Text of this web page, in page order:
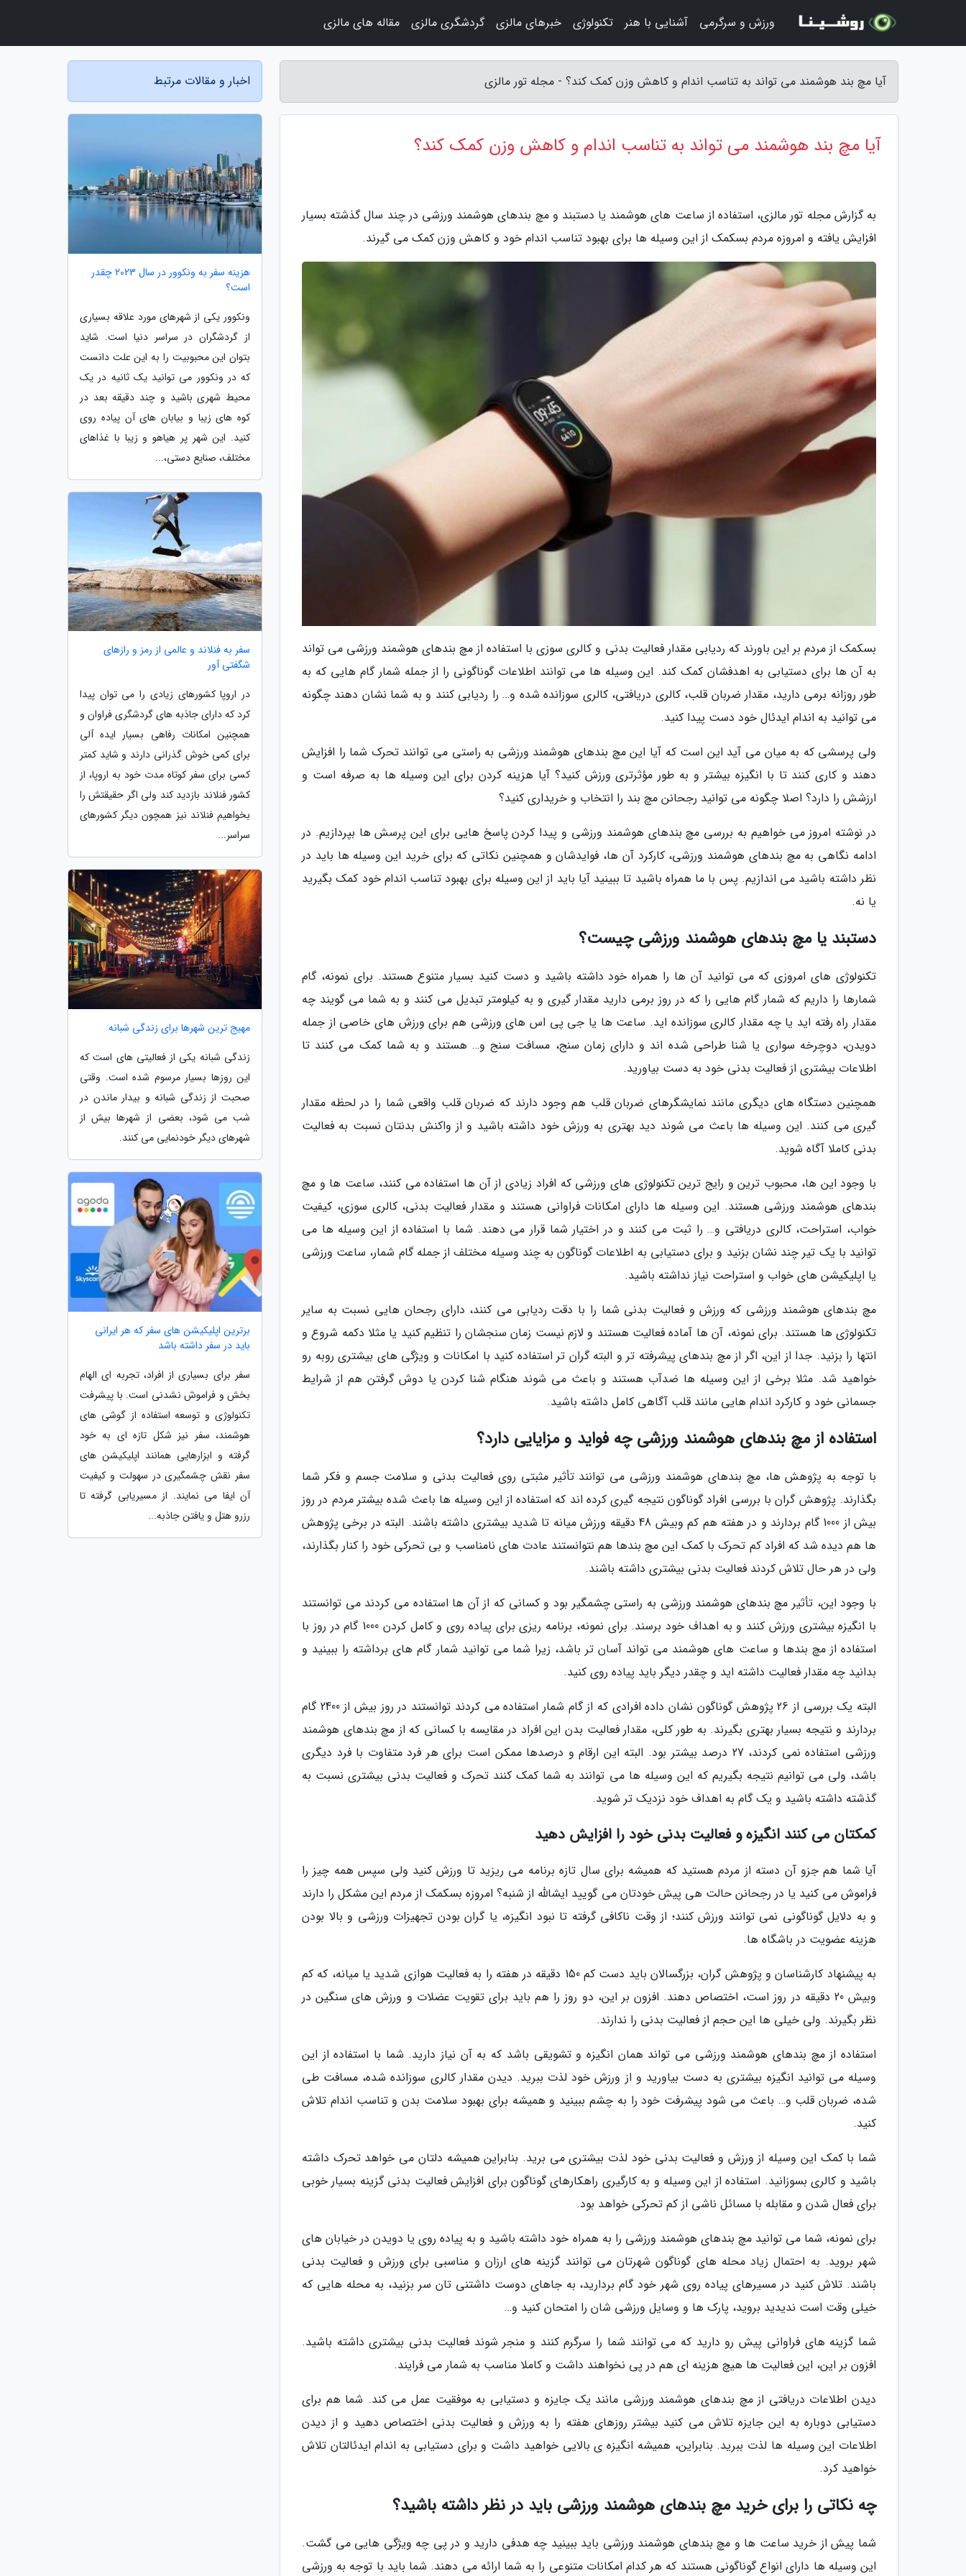
آیا مچ بند هوشمند می تواند به تناسب اندام و کاهش وزن کمک کند؟ - مجله تور مالزی
آیا مچ بند هوشمند می تواند به تناسب اندام و کاهش وزن کمک کند؟
به گزارش مجله تور مالزی، استفاده از ساعت های هوشمند یا دستبند و مچ بندهای هوشمند ورزشی در چند سال گذشته بسیار
افزایش یافته و امروزه مردم بسکمک از این وسیله ها برای بهبود تناسب اندام خود و کاهش وزن کمک می گیرند.
بسکمک از مردم بر این باورند که ردیابی مقدار فعالیت بدنی و کالری سوزی با استفاده از مچ بندهای هوشمند ورزشی می تواند
به آن ها برای دستیابی به اهدفشان کمک کند. این وسیله ها می توانند اطلاعات گوناگونی را از جمله شمار گام هایی که به
طور روزانه برمی دارید، مقدار ضربان قلب، کالری دریافتی، کالری سوزانده شده و… را ردیابی کنند و به شما نشان دهند چگونه
می توانید به اندام ایدئال خود دست پیدا کنید.
ولی پرسشی که به میان می آید این است که آیا این مچ بندهای هوشمند ورزشی به راستی می توانند تحرک شما را افزایش
دهند و کاری کنند تا با انگیزه بیشتر و به طور مؤثرتری ورزش کنید؟ آیا هزینه کردن برای این وسیله ها به صرفه است و
ارزشش را دارد؟ اصلا چگونه می توانید رجحانن مچ بند را انتخاب و خریداری کنید؟
در نوشته امروز می خواهیم به بررسی مچ بندهای هوشمند ورزشی و پیدا کردن پاسخ هایی برای این پرسش ها بپردازیم. در
ادامه نگاهی به مچ بندهای هوشمند ورزشی، کارکرد آن ها، فوایدشان و همچنین نکاتی که برای خرید این وسیله ها باید در
نظر داشته باشید می اندازیم. پس با ما همراه باشید تا ببینید آیا باید از این وسیله برای بهبود تناسب اندام خود کمک بگیرید
یا نه.
دستبند یا مچ بندهای هوشمند ورزشی چیست؟
تکنولوژی های امروزی که می توانید آن ها را همراه خود داشته باشید و دست کنید بسیار متنوع هستند. برای نمونه، گام
شمارها را داریم که شمار گام هایی را که در روز برمی دارید مقدار گیری و به کیلومتر تبدیل می کنند و به شما می گویند چه
مقدار راه رفته اید یا چه مقدار کالری سوزانده اید. ساعت ها یا جی پی اس های ورزشی هم برای ورزش های خاصی از جمله
دویدن، دوچرخه سواری یا شنا طراحی شده اند و دارای زمان سنج، مسافت سنج و… هستند و به شما کمک می کنند تا
اطلاعات بیشتری از فعالیت بدنی خود به دست بیاورید.
همچنین دستگاه های دیگری مانند نمایشگرهای ضربان قلب هم وجود دارند که ضربان قلب واقعی شما را در لحظه مقدار
گیری می کنند. این وسیله ها باعث می شوند دید بهتری به ورزش خود داشته باشید و از واکنش بدنتان نسبت به فعالیت
بدنی کاملا آگاه شوید.
با وجود این ها، محبوب ترین و رایج ترین تکنولوژی های ورزشی که افراد زیادی از آن ها استفاده می کنند، ساعت ها و مچ
بندهای هوشمند ورزشی هستند. این وسیله ها دارای امکانات فراوانی هستند و مقدار فعالیت بدنی، کالری سوزی، کیفیت
خواب، استراحت، کالری دریافتی و… را ثبت می کنند و در اختیار شما قرار می دهند. شما با استفاده از این وسیله ها می
توانید با یک تیر چند نشان بزنید و برای دستیابی به اطلاعات گوناگون به چند وسیله مختلف از جمله گام شمار، ساعت ورزشی
یا اپلیکیشن های خواب و استراحت نیاز نداشته باشید.
مچ بندهای هوشمند ورزشی که ورزش و فعالیت بدنی شما را با دقت ردیابی می کنند، دارای رجحان هایی نسبت به سایر
تکنولوژی ها هستند. برای نمونه، آن ها آماده فعالیت هستند و لازم نیست زمان سنجشان را تنظیم کنید یا مثلا دکمه شروع و
انتها را بزنید. جدا از این، اگر از مچ بندهای پیشرفته تر و البته گران تر استفاده کنید با امکانات و ویژگی های بیشتری روبه رو
خواهید شد. مثلا برخی از این وسیله ها ضدآب هستند و باعث می شوند هنگام شنا کردن یا دوش گرفتن هم از شرایط
جسمانی خود و کارکرد اندام هایی مانند قلب آگاهی کامل داشته باشید.
استفاده از مچ بندهای هوشمند ورزشی چه فواید و مزایایی دارد؟
با توجه به پژوهش ها، مچ بندهای هوشمند ورزشی می توانند تأثیر مثبتی روی فعالیت بدنی و سلامت جسم و فکر شما
بگذارند. پژوهش گران با بررسی افراد گوناگون نتیجه گیری کرده اند که استفاده از این وسیله ها باعث شده بیشتر مردم در روز
بیش از 1000 گام بردارند و در هفته هم کم وبیش 48 دقیقه ورزش میانه تا شدید بیشتری داشته باشند. البته در برخی پژوهش
ها هم دیده شد که افراد کم تحرک با کمک این مچ بندها هم نتوانستند عادت های نامناسب و بی تحرکی خود را کنار بگذارند،
ولی در هر حال تلاش کردند فعالیت بدنی بیشتری داشته باشند.
با وجود این، تأثیر مچ بندهای هوشمند ورزشی به راستی چشمگیر بود و کسانی که از آن ها استفاده می کردند می توانستند
با انگیزه بیشتری ورزش کنند و به اهداف خود برسند. برای نمونه، برنامه ریزی برای پیاده روی و کامل کردن 1000 گام در روز با
استفاده از مچ بندها و ساعت های هوشمند می تواند آسان تر باشد، زیرا شما می توانید شمار گام های برداشته را ببینید و
بدانید چه مقدار فعالیت داشته اید و چقدر دیگر باید پیاده روی کنید.
البته یک بررسی از 26 پژوهش گوناگون نشان داده افرادی که از گام شمار استفاده می کردند توانستند در روز بیش از 2400 گام
بردارند و نتیجه بسیار بهتری بگیرند. به طور کلی، مقدار فعالیت بدن این افراد در مقایسه با کسانی که از مچ بندهای هوشمند
ورزشی استفاده نمی کردند، 27 درصد بیشتر بود. البته این ارقام و درصدها ممکن است برای هر فرد متفاوت با فرد دیگری
باشد، ولی می توانیم نتیجه بگیریم که این وسیله ها می توانند به شما کمک کنند تحرک و فعالیت بدنی بیشتری نسبت به
گذشته داشته باشید و یک گام به اهداف خود نزدیک تر شوید.
کمکتان می کنند انگیزه و فعالیت بدنی خود را افزایش دهید
آیا شما هم جزو آن دسته از مردم هستید که همیشه برای سال تازه برنامه می ریزید تا ورزش کنید ولی سپس همه چیز را
فراموش می کنید یا در رجحانن حالت هی پیش خودتان می گویید ایشالله از شنبه؟ امروزه بسکمک از مردم این مشکل را دارند
و به دلایل گوناگونی نمی توانند ورزش کنند؛ از وقت ناکافی گرفته تا نبود انگیزه، یا گران بودن تجهیزات ورزشی و بالا بودن
هزینه عضویت در باشگاه ها.
به پیشنهاد کارشناسان و پژوهش گران، بزرگسالان باید دست کم 150 دقیقه در هفته را به فعالیت هوازی شدید یا میانه، که کم
وبیش 20 دقیقه در روز است، اختصاص دهند. افزون بر این، دو روز را هم باید برای تقویت عضلات و ورزش های سنگین در
نظر بگیرند. ولی خیلی ها این حجم از فعالیت بدنی را ندارند.
استفاده از مچ بندهای هوشمند ورزشی می تواند همان انگیزه و تشویقی باشد که به آن نیاز دارید. شما با استفاده از این
وسیله می توانید انگیزه بیشتری به دست بیاورید و از ورزش خود لذت ببرید. دیدن مقدار کالری سوزانده شده، مسافت طی
شده، ضربان قلب و… باعث می شود پیشرفت خود را به چشم ببینید و همیشه برای بهبود سلامت بدن و تناسب اندام تلاش
کنید.
شما با کمک این وسیله از ورزش و فعالیت بدنی خود لذت بیشتری می برید. بنابراین همیشه دلتان می خواهد تحرک داشته
باشید و کالری بسوزانید. استفاده از این وسیله و به کارگیری راهکارهای گوناگون برای افزایش فعالیت بدنی گزینه بسیار خوبی
برای فعال شدن و مقابله با مسائل ناشی از کم تحرکی خواهد بود.
برای نمونه، شما می توانید مچ بندهای هوشمند ورزشی را به همراه خود داشته باشید و به پیاده روی یا دویدن در خیابان های
شهر بروید. به احتمال زیاد محله های گوناگون شهرتان می توانند گزینه های ارزان و مناسبی برای ورزش و فعالیت بدنی
باشند. تلاش کنید در مسیرهای پیاده روی شهر خود گام بردارید، به جاهای دوست داشتنی تان سر بزنید، به محله هایی که
خیلی وقت است ندیدید بروید، پارک ها و وسایل ورزشی شان را امتحان کنید و…
شما گزینه های فراوانی پیش رو دارید که می توانند شما را سرگرم کنند و منجر شوند فعالیت بدنی بیشتری داشته باشید.
افزون بر این، این فعالیت ها هیچ هزینه ای هم در پی نخواهند داشت و کاملا مناسب به شمار می فرایند.
دیدن اطلاعات دریافتی از مچ بندهای هوشمند ورزشی مانند یک جایزه و دستیابی به موفقیت عمل می کند. شما هم برای
دستیابی دوباره به این جایزه تلاش می کنید بیشتر روزهای هفته را به ورزش و فعالیت بدنی اختصاص دهید و از دیدن
اطلاعات این وسیله ها لذت ببرید. بنابراین، همیشه انگیزه ی بالایی خواهید داشت و برای دستیابی به اندام ایدئالتان تلاش
خواهید کرد.
چه نکاتی را برای خرید مچ بندهای هوشمند ورزشی باید در نظر داشته باشید؟
شما پیش از خرید ساعت ها و مچ بندهای هوشمند ورزشی باید ببینید چه هدفی دارید و در پی چه ویژگی هایی می گشت.
این وسیله ها دارای انواع گوناگونی هستند که هر کدام امکانات متنوعی را به شما ارائه می دهند. شما باید با توجه به ورزشی
اخبار و مقالات مرتبط
هزینه سفر به ونکوور در سال 2023 چقدر
است؟
ونکوور یکی از شهرهای مورد علاقه بسیاری
از گردشگران در سراسر دنیا است. شاید
بتوان این محبوبیت را به این علت دانست
که در ونکوور می توانید یک ثانیه در یک
محیط شهری باشید و چند دقیقه بعد در
کوه های زیبا و بیابان های آن پیاده روی
کنید. این شهر پر هیاهو و زیبا با غذاهای
مختلف، صنایع دستی،...
سفر به فنلاند و عالمی از رمز و رازهای
شگفتی آور
در اروپا کشورهای زیادی را می توان پیدا
کرد که دارای جاذبه های گردشگری فراوان و
همچنین امکانات رفاهی بسیار ایده آلی
برای کمی خوش گذرانی دارند و شاید کمتر
کسی برای سفر کوتاه مدت خود به اروپا، از
کشور فنلاند بازدید کند ولی اگر حقیقتش را
بخواهیم فنلاند نیز همچون دیگر کشورهای
سراسر...
مهیج ترین شهرها برای زندگی شبانه
زندگی شبانه یکی از فعالیتی های است که
این روزها بسیار مرسوم شده است. وقتی
صحبت از زندگی شبانه و بیدار ماندن در
شب می شود، بعضی از شهرها بیش از
شهرهای دیگر خودنمایی می کنند.
برترین اپلیکیشن های سفر که هر ایرانی
باید در سفر داشته باشد
سفر برای بسیاری از افراد، تجربه ای الهام
بخش و فراموش نشدنی است. با پیشرفت
تکنولوژی و توسعه استفاده از گوشی های
هوشمند، سفر نیز شکل تازه ای به خود
گرفته و ابزارهایی همانند اپلیکیشن های
سفر نقش چشمگیری در سهولت و کیفیت
آن ایفا می نمایند. از مسیریابی گرفته تا
رزرو هتل و یافتن جاذبه...
ورزش و سرگرمی آشنایی با هنر تکنولوژی خبرهای مالزی گردشگری مالزی مقاله های مالزی